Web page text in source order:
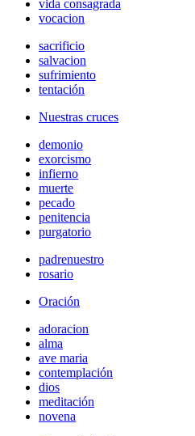
vida consagrada
vocacion
sacrificio
salvacion
sufrimiento
tentación
Nuestras cruces
demonio
exorcismo
infierno
muerte
pecado
penitencia
purgatorio
padrenuestro
rosario
Oración
adoracion
alma
ave maria
contemplación
dios
meditación
novena